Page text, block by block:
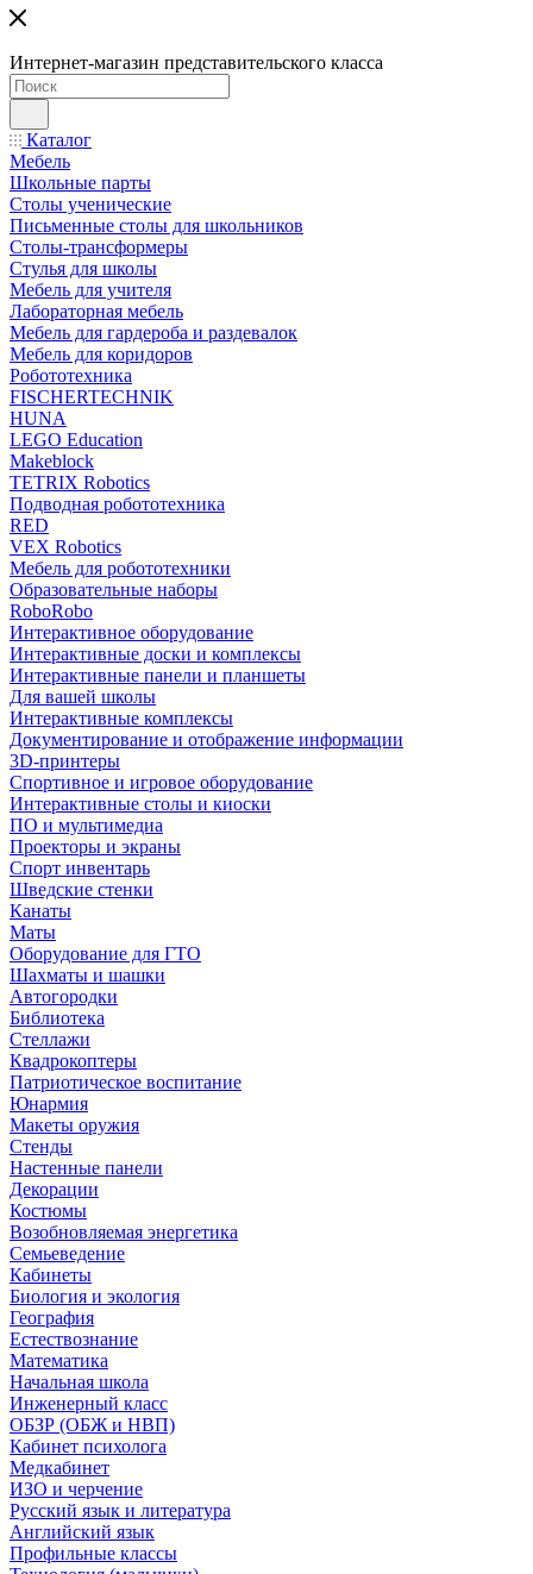
Интернет-магазин представительского класса
Каталог
Мебель
Школьные парты
Столы ученические
Письменные столы для школьников
Столы-трансформеры
Стулья для школы
Мебель для учителя
Лабораторная мебель
Мебель для гардероба и раздевалок
Мебель для коридоров
Робототехника
FISCHERTECHNIK
HUNA
LEGO Education
Makeblock
TETRIX Robotics
Подводная робототехника
RED
VEX Robotics
Мебель для робототехники
Образовательные наборы
RoboRobo
Интерактивное оборудование
Интерактивные доски и комплексы
Интерактивные панели и планшеты
Для вашей школы
Интерактивные комплексы
Документирование и отображение информации
3D-принтеры
Спортивное и игровое оборудование
Интерактивные столы и киоски
ПО и мультимедиа
Проекторы и экраны
Спорт инвентарь
Шведские стенки
Канаты
Маты
Оборудование для ГТО
Шахматы и шашки
Автогородки
Библиотека
Стеллажи
Квадрокоптеры
Патриотическое воспитание
Юнармия
Макеты оружия
Стенды
Настенные панели
Декорации
Костюмы
Возобновляемая энергетика
Семьеведение
Кабинеты
Биология и экология
География
Естествознание
Математика
Начальная школа
Инженерный класс
ОБЗР (ОБЖ и НВП)
Кабинет психолога
Медкабинет
ИЗО и черчение
Русский язык и литература
Английский язык
Профильные классы